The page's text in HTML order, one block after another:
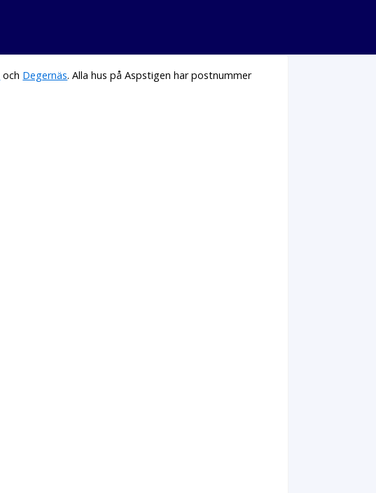
och Degernäs. Alla hus på Aspstigen har postnummer